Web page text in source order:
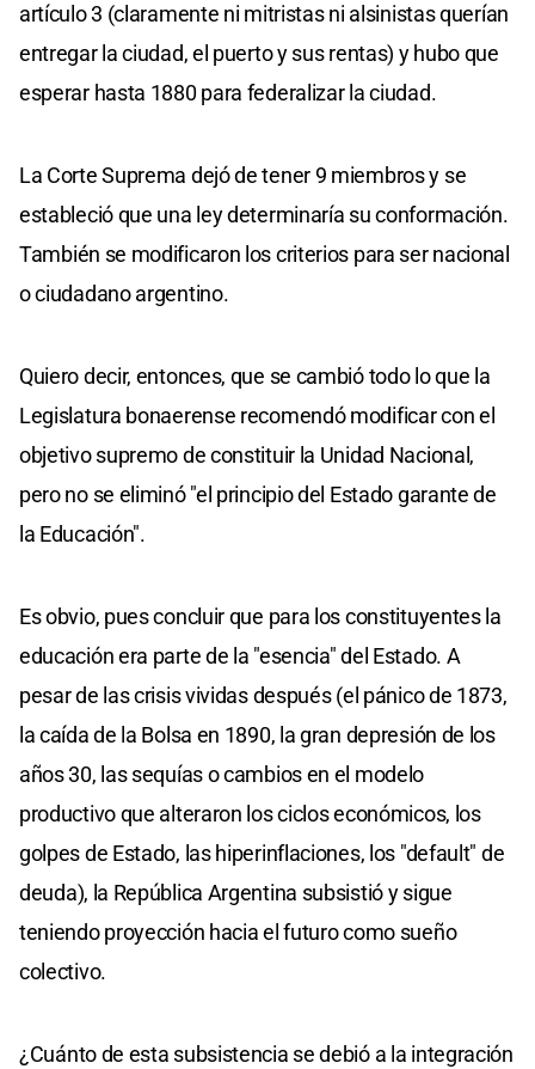
artículo 3 (claramente ni mitristas ni alsinistas querían
entregar la ciudad, el puerto y sus rentas) y hubo que
esperar hasta 1880 para federalizar la ciudad.
La Corte Suprema dejó de tener 9 miembros y se
estableció que una ley determinaría su conformación.
También se modificaron los criterios para ser nacional
o ciudadano argentino.
Quiero decir, entonces, que se cambió todo lo que la
Legislatura bonaerense recomendó modificar con el
objetivo supremo de constituir la Unidad Nacional,
pero no se eliminó "el principio del Estado garante de
la Educación".
Es obvio, pues concluir que para los constituyentes la
educación era parte de la "esencia" del Estado. A
pesar de las crisis vividas después (el pánico de 1873,
la caída de la Bolsa en 1890, la gran depresión de los
años 30, las sequías o cambios en el modelo
productivo que alteraron los ciclos económicos, los
golpes de Estado, las hiperinflaciones, los "default" de
deuda), la República Argentina subsistió y sigue
teniendo proyección hacia el futuro como sueño
colectivo.
¿Cuánto de esta subsistencia se debió a la integración